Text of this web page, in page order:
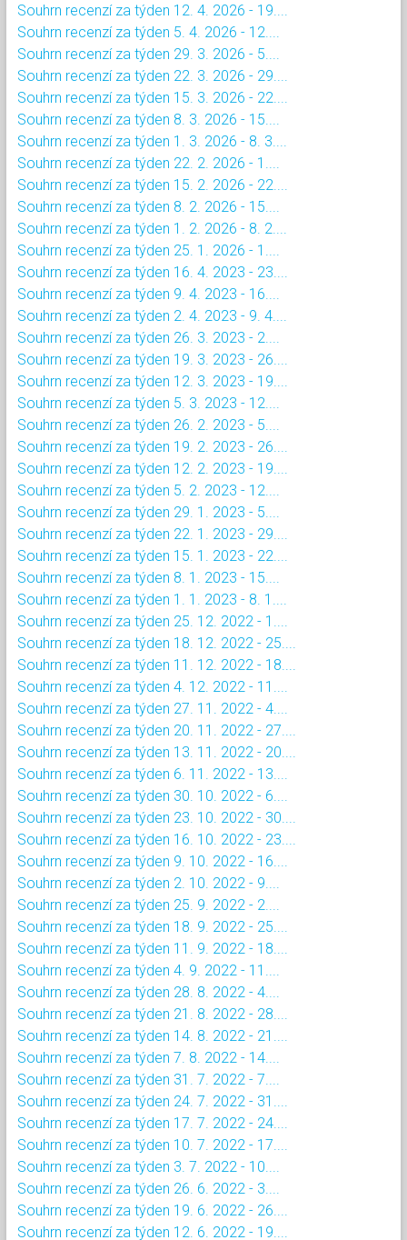
Souhrn recenzí za týden 12. 4. 2026 - 19....
Souhrn recenzí za týden 5. 4. 2026 - 12....
Souhrn recenzí za týden 29. 3. 2026 - 5....
Souhrn recenzí za týden 22. 3. 2026 - 29....
Souhrn recenzí za týden 15. 3. 2026 - 22....
Souhrn recenzí za týden 8. 3. 2026 - 15....
Souhrn recenzí za týden 1. 3. 2026 - 8. 3....
Souhrn recenzí za týden 22. 2. 2026 - 1....
Souhrn recenzí za týden 15. 2. 2026 - 22....
Souhrn recenzí za týden 8. 2. 2026 - 15....
Souhrn recenzí za týden 1. 2. 2026 - 8. 2....
Souhrn recenzí za týden 25. 1. 2026 - 1....
Souhrn recenzí za týden 16. 4. 2023 - 23....
Souhrn recenzí za týden 9. 4. 2023 - 16....
Souhrn recenzí za týden 2. 4. 2023 - 9. 4....
Souhrn recenzí za týden 26. 3. 2023 - 2....
Souhrn recenzí za týden 19. 3. 2023 - 26....
Souhrn recenzí za týden 12. 3. 2023 - 19....
Souhrn recenzí za týden 5. 3. 2023 - 12....
Souhrn recenzí za týden 26. 2. 2023 - 5....
Souhrn recenzí za týden 19. 2. 2023 - 26....
Souhrn recenzí za týden 12. 2. 2023 - 19....
Souhrn recenzí za týden 5. 2. 2023 - 12....
Souhrn recenzí za týden 29. 1. 2023 - 5....
Souhrn recenzí za týden 22. 1. 2023 - 29....
Souhrn recenzí za týden 15. 1. 2023 - 22....
Souhrn recenzí za týden 8. 1. 2023 - 15....
Souhrn recenzí za týden 1. 1. 2023 - 8. 1....
Souhrn recenzí za týden 25. 12. 2022 - 1....
Souhrn recenzí za týden 18. 12. 2022 - 25....
Souhrn recenzí za týden 11. 12. 2022 - 18....
Souhrn recenzí za týden 4. 12. 2022 - 11....
Souhrn recenzí za týden 27. 11. 2022 - 4....
Souhrn recenzí za týden 20. 11. 2022 - 27....
Souhrn recenzí za týden 13. 11. 2022 - 20....
Souhrn recenzí za týden 6. 11. 2022 - 13....
Souhrn recenzí za týden 30. 10. 2022 - 6....
Souhrn recenzí za týden 23. 10. 2022 - 30....
Souhrn recenzí za týden 16. 10. 2022 - 23....
Souhrn recenzí za týden 9. 10. 2022 - 16....
Souhrn recenzí za týden 2. 10. 2022 - 9....
Souhrn recenzí za týden 25. 9. 2022 - 2....
Souhrn recenzí za týden 18. 9. 2022 - 25....
Souhrn recenzí za týden 11. 9. 2022 - 18....
Souhrn recenzí za týden 4. 9. 2022 - 11....
Souhrn recenzí za týden 28. 8. 2022 - 4....
Souhrn recenzí za týden 21. 8. 2022 - 28....
Souhrn recenzí za týden 14. 8. 2022 - 21....
Souhrn recenzí za týden 7. 8. 2022 - 14....
Souhrn recenzí za týden 31. 7. 2022 - 7....
Souhrn recenzí za týden 24. 7. 2022 - 31....
Souhrn recenzí za týden 17. 7. 2022 - 24....
Souhrn recenzí za týden 10. 7. 2022 - 17....
Souhrn recenzí za týden 3. 7. 2022 - 10....
Souhrn recenzí za týden 26. 6. 2022 - 3....
Souhrn recenzí za týden 19. 6. 2022 - 26....
Souhrn recenzí za týden 12. 6. 2022 - 19....